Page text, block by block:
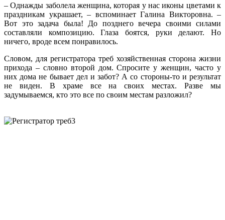
– Однажды заболела женщина, которая у нас иконы цветами к
праздникам украшает, – вспоминает Галина Викторовна. –
Вот это задача была! До позднего вечера своими силами
составляли композицию. Глаза боятся, руки делают. Но
ничего, вроде всем понравилось.
Словом, для регистратора треб хозяйственная сторона жизни
прихода – словно второй дом. Спросите у женщин, часто у
них дома не бывает дел и забот? А со стороны-то и результат
не виден. В храме все на своих местах. Разве мы
задумываемся, кто это все по своим местам разложил?